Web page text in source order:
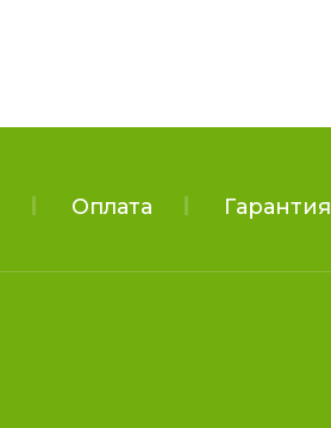
Оплата Гарантия